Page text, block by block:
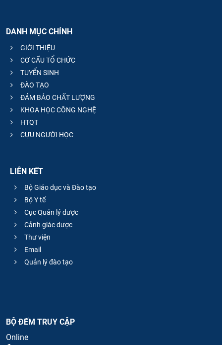
DANH MỤC CHÍNH
GIỚI THIỆU
CƠ CẤU TỔ CHỨC
TUYỂN SINH
ĐÀO TẠO
ĐẢM BẢO CHẤT LƯỢNG
KHOA HỌC CÔNG NGHỆ
HTQT
CỰU NGƯỜI HỌC
LIÊN KẾT
Bộ Giáo dục và Đào tạo
Bộ Y tế
Cục Quản lý dược
Cảnh giác dược
Thư viện
Email
Quản lý đào tạo
BỘ ĐẾM TRUY CẬP
Online